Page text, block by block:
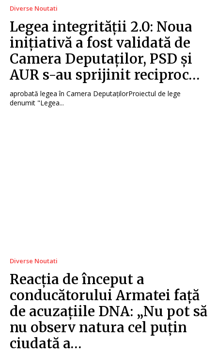
Diverse Noutati
Legea integrității 2.0: Noua
inițiativă a fost validată de
Camera Deputaților, PSD și
AUR s-au sprijinit reciproc…
aprobată legea în Camera DeputațilorProiectul de lege
denumit "Legea...
Diverse Noutati
Reacția de început a
conducătorului Armatei față
de acuzațiile DNA: „Nu pot să
nu observ natura cel puțin
ciudată a…